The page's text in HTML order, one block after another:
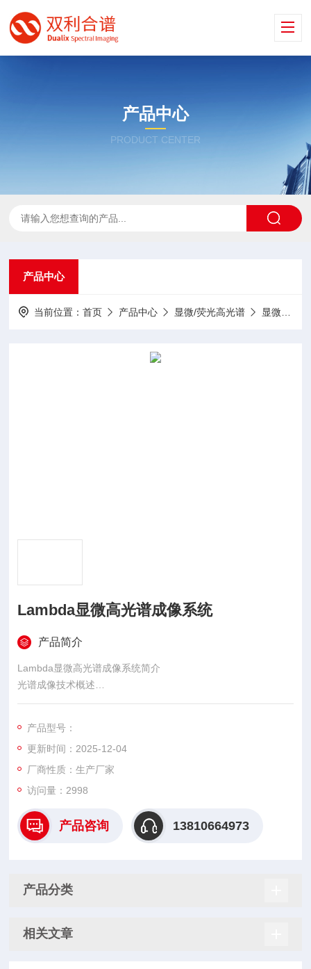
产品中心
PRODUCT CENTER
产品中心
当前位置：首页 产品中心 显微/荧光高光谱 显微高光谱系统
Lambda显微高光谱成像系统
产品简介
Lambda显微高光谱成像系统简介
光谱成像技术概述
光谱成像技术（Hyperspectral Imaging，HSI）是在多光谱遥感
学诊断方法，具有“图谱合一"的特点。光谱图像与传统的灰度图
像和RGB 成像以及多光谱成像相比，光谱成像的成像波段多，
光谱分辨率高。
产品型号：
更新时间：2025-12-04
厂商性质：生产厂家
访问量：2998
产品咨询 13810664973
产品分类
相关文章